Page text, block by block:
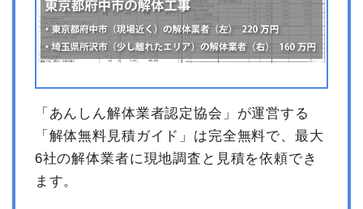
「あんしん解体業者認定協会」が運営する
「解体無料見積ガイド」は完全無料で、最大
6社の解体業者に現地調査と見積を依頼でき
ます。